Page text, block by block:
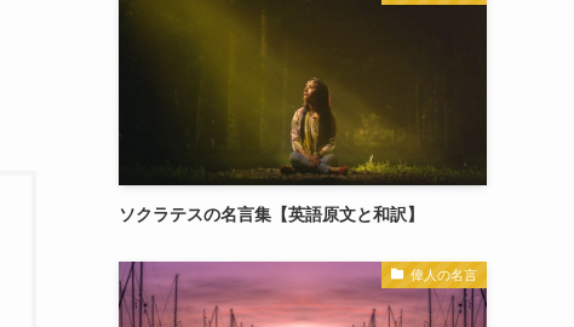
ソクラテスの名言集【英語原文と和訳】
偉人の名言